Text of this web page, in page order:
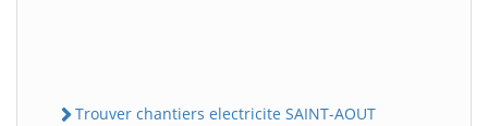
Trouver chantiers electricite SAINT-AOUT